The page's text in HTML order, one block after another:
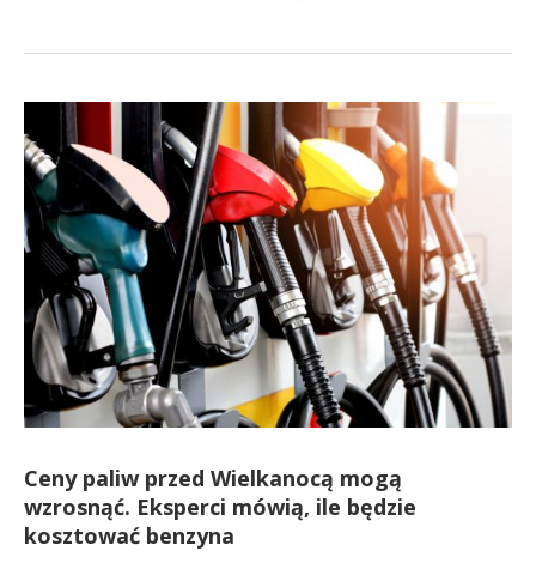
Ceny paliw przed Wielkanocą mogą
wzrosnąć. Eksperci mówią, ile będzie
kosztować benzyna